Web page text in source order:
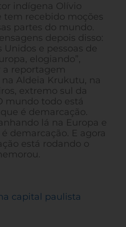
indígena Olívio
tem recebido moções
partes do mundo.
depois disso:
Unidos e pessoas de
elogiando”,
a reportagem
na Aldeia Krukutu, na
extremo sul da
mundo todo está
é demarcação.
lá na Europa e
demarcação. E agora
está rodando o
capital paulista